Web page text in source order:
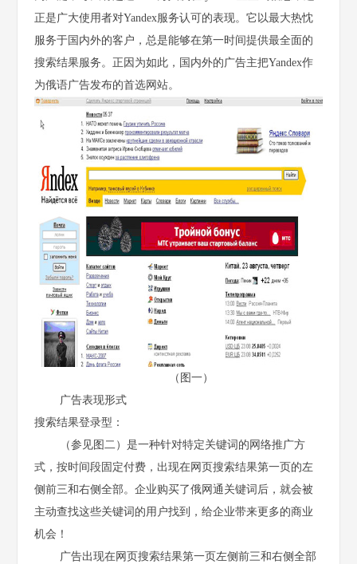
正是广大使用者对Yandex服务认可的表现。它以最大热忱
服务于国内外的客户，总是能够在第一时间提供最全面的
搜索结果服务。正因为如此，国内外的广告主把Yandex作
为俄语广告发布的首选网站。
（图一）
广告表现形式
搜索结果登录型：
（参见图二）是一种针对特定关键词的网络推广方
式，按时间段固定付费，出现在网页搜索结果第一页的左
侧前三和右侧全部。企业购买了俄网通关键词后，就会被
主动查找这些关键词的用户找到，给企业带来更多的商业
机会！
广告出现在网页搜索结果第一页左侧前三和右侧全部